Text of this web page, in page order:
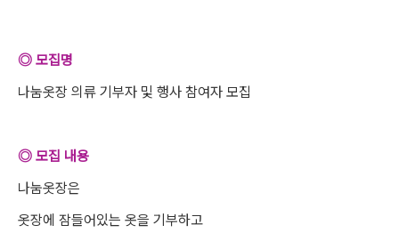
◎ 모집명
나눔옷장 의류 기부자 및 행사 참여자 모집
◎ 모집 내용
나눔옷장은
옷장에 잠들어있는 옷을 기부하고